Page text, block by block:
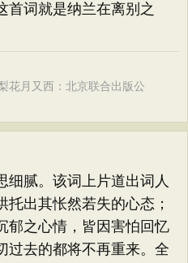
首词就是纳兰在离别之
花月又西：北京联合出版公
腻。该词上片道出词人
出其怅然若失的心态；
郁之心情，皆因害怕回忆
过去的都将不再重来。全